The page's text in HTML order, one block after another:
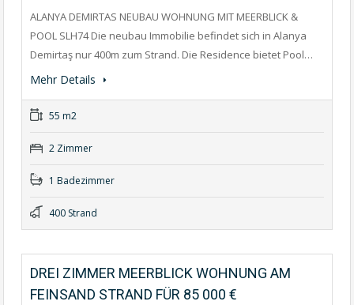
ALANYA DEMIRTAS NEUBAU WOHNUNG MIT MEERBLICK &
POOL SLH74 Die neubau Immobilie befindet sich in Alanya
Demirtaş nur 400m zum Strand. Die Residence bietet Pool…
Mehr Details
55 m2
2 Zimmer
1 Badezimmer
400 Strand
DREI ZIMMER MEERBLICK WOHNUNG AM
FEINSAND STRAND FÜR 85 000 €